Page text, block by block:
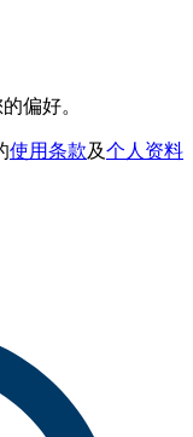
偏好。
使用条款及个人资料